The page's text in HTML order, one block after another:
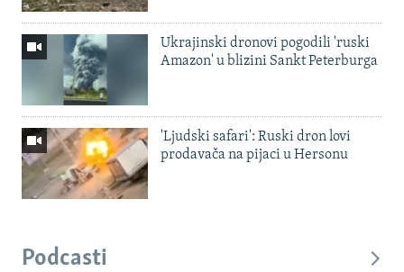
Ukrajinski dronovi pogodili 'ruski
Amazon' u blizini Sankt Peterburga
'Ljudski safari': Ruski dron lovi
prodavača na pijaci u Hersonu
Podcasti